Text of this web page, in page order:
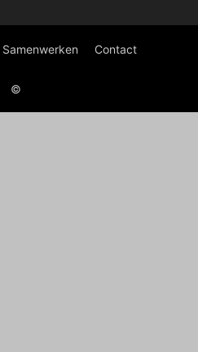
Samenwerken Contact
©